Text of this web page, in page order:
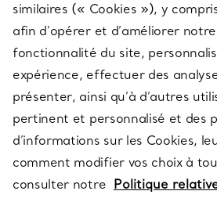
Découvrez la sélection
similaires (« Cookies »), y
afin d’opérer et d’améliorer
fonctionnalité du site,
expérience, effectuer des
présenter, ainsi qu’à d’autres
pertinent et personnalisé et des
d’informations sur les Cookies,
comment modifier vos choix à
consulter notre Politique